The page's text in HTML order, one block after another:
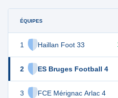
ÉQUIPES
1 Haillan Foot 33
2 ES Bruges Football 4
3 FCE Mérignac Arlac 4
25 11
23 11